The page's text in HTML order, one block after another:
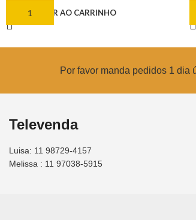
ADICIONAR AO CARRINHO
Por favor manda pedidos 1 dia
Televenda
Luisa: 11 98729-4157
Melissa : 11 97038-5915